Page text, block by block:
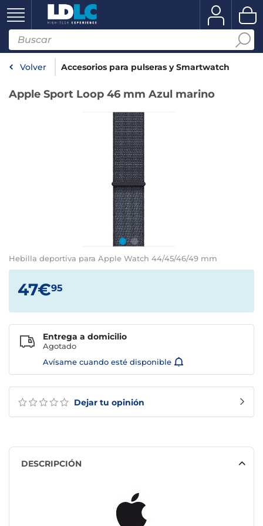
Volver Accesorios para pulseras y Smartwatch
Apple Sport Loop 46 mm Azul marino
Hebilla deportiva para Apple Watch 44/45/46/49 mm
Dejar tu opinión
47€95
Entrega a domicilio
Agotado
Avísame cuando esté disponible
DESCRIPCIÓN